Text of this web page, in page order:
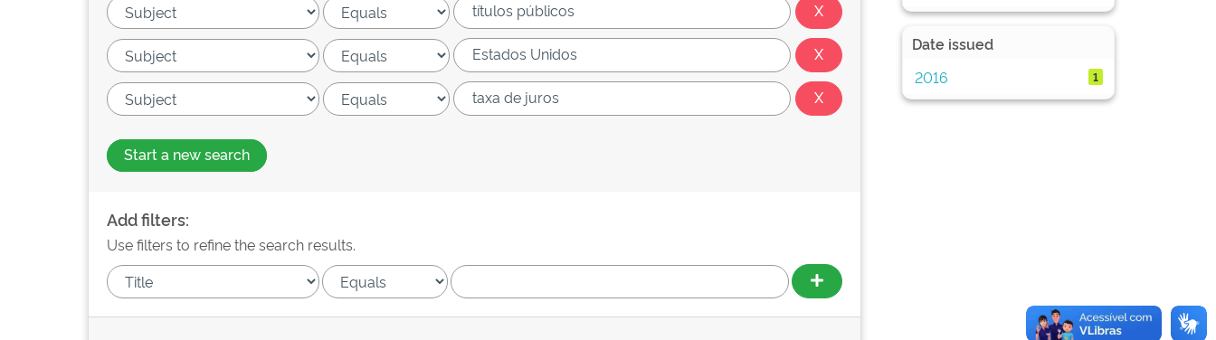
Start a new search
Add filters:
Use filters to refine the search results.
Date issued
2016
1